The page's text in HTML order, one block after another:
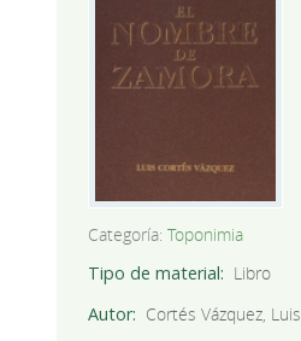
Categoría: Toponimia
Tipo de material
Libro
Autor
Cortés Vázquez, Luis